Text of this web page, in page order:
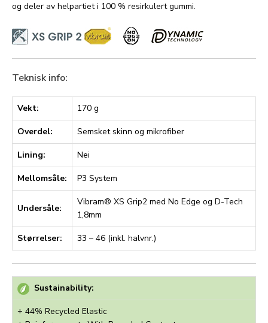
og deler av helpartiet i 100 % resirkulert gummi.
Teknisk info:
Vekt: 170 g
Overdel: Semsket skinn og mikrofiber
Lining: Nei
Mellomsåle: P3 System
Undersåle:
Vibram® XS Grip2 med No Edge og D-Tech
1,8mm
Størrelser: 33 – 46 (inkl. halvnr.)
Sustainability:
+ 44% Recycled Elastic